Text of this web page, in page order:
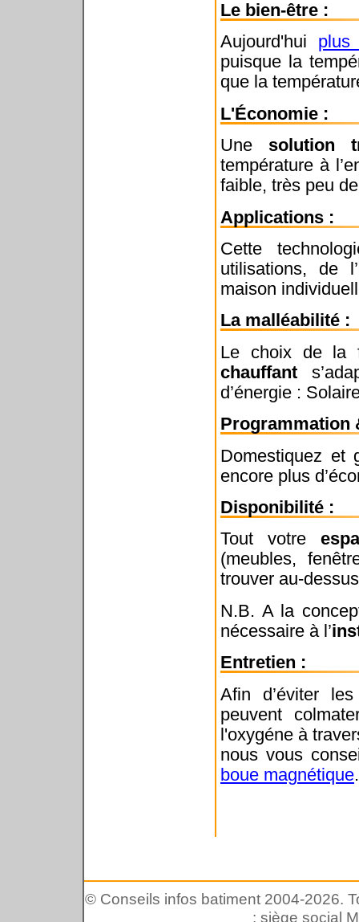
Le bien-être :
Aujourd'hui plus
puisque la
que la
L'Économie :
Une solution
température à
faible, très peu
Applications :
Cette
utilisations, de
maison
La malléabilité :
Le choix de la
chauffant
d’énergie :
Programmation
Domestiquez et
encore plus
Disponibilité :
Tout votre
(meubles,
trouver au-
N.B. A la
nécessaire à l’
Entretien :
Afin d’éviter
peuvent
l'oxygéne à
nous vous
boue magnétique.
© Conseils infos batiment 2004-2026.
: siège social